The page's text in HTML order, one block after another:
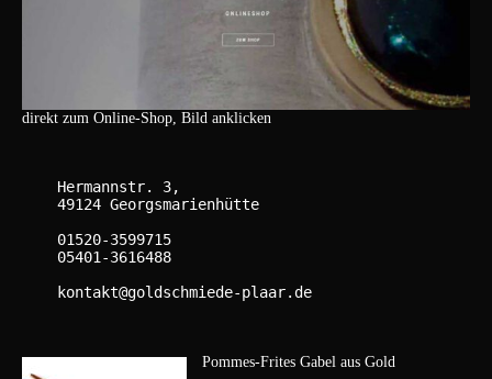
direkt zum Online-Shop, Bild anklicken
Pommes-Frites Gabel aus Gold